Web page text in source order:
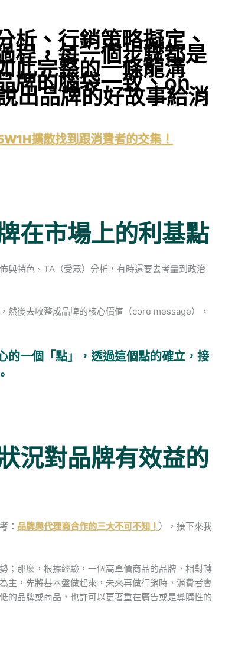
析、行銷策略擬定、
程，每一個步驟都是
此完整的一條龍溝
牌的腦袋一致、on
出品牌的好故事給消
擴散找到跟消費者的交集！
在市場上的利基點
與特色、TA（受眾）分析，有時還要去考量到政治
然後去收整成品牌的核心價值（core message），
的一個「點」，透過這個點的確立，接
況對品牌有效益的
： 品牌與代理商合作的三大不可不知！ ），接下來我
；那麼，根據經驗，一個高單價商品的品牌，相對轉
主，先將基本盤做起來，未來再做行銷時，消費者會
的品牌或商品，也許可以更著重在廣告或是導購性的